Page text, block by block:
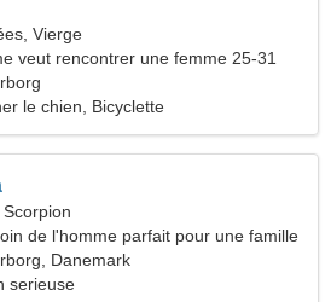
Vierge
veut rencontrer une femme 25-31
le chien, Bicyclette
de l'homme parfait pour une famille
Danemark
serieuse